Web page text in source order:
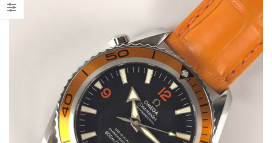
€ 2.500,00
Rolex Genève
18k
Rolex Datejust
36 Turn-o-graph
€ 6.800,00
Rolex GMT
Master II
€ 10.500,00
PANERAI
Luminor Chrono